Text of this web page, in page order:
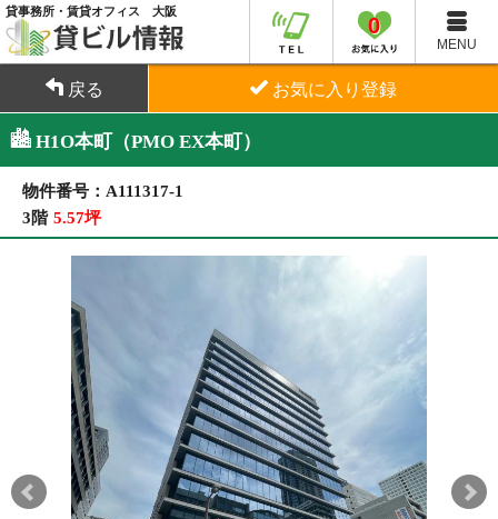
貸事務所・賃貸オフィス 大阪
MENU
0
戻る お気に入り登録
H1O本町（PMO EX本町）
物件番号：A111317-1
3階 5.57坪